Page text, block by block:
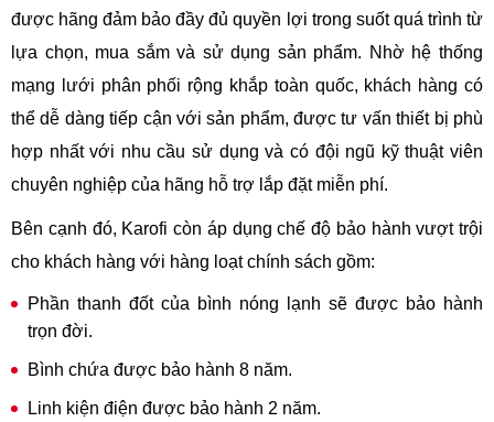
được hãng đảm bảo đầy đủ quyền lợi trong suốt quá trình từ
lựa chọn, mua sắm và sử dụng sản phẩm. Nhờ hệ thống
mạng lưới phân phối rộng khắp toàn quốc, khách hàng có
thể dễ dàng tiếp cận với sản phẩm, được tư vấn thiết bị phù
hợp nhất với nhu cầu sử dụng và có đội ngũ kỹ thuật viên
chuyên nghiệp của hãng hỗ trợ lắp đặt miễn phí.
Bên cạnh đó, Karofi còn áp dụng chế độ bảo hành vượt trội
cho khách hàng với hàng loạt chính sách gồm:
Phần thanh đốt của bình nóng lạnh sẽ được bảo hành
trọn đời.
Bình chứa được bảo hành 8 năm.
Linh kiện điện được bảo hành 2 năm.